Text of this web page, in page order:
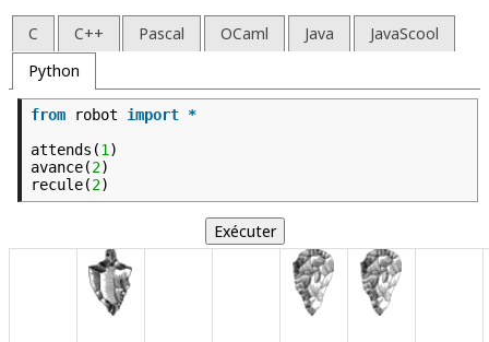
C C++ Pascal OCaml Java
JavaScool
Python
from robot import *
attends(1 )
avance(2)
recule(2)